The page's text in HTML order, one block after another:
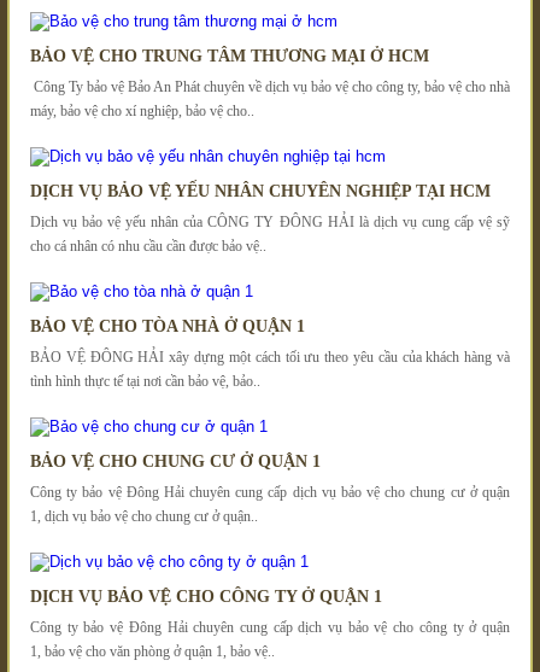
BẢO VỆ CHO TRUNG TÂM THƯƠNG MẠI Ở HCM
Công Ty bảo vệ Bảo An Phát chuyên về dịch vụ bảo vệ cho công ty, bảo vệ cho nhà
máy, bảo vệ cho xí nghiệp, bảo vệ cho..
DỊCH VỤ BẢO VỆ YẾU NHÂN CHUYÊN NGHIỆP TẠI HCM
Dịch vụ bảo vệ yếu nhân của CÔNG TY ĐÔNG HẢI là dịch vụ cung cấp vệ sỹ
cho cá nhân có nhu cầu cần được bảo vệ..
BẢO VỆ CHO TÒA NHÀ Ở QUẬN 1
BẢO VỆ ĐÔNG HẢI xây dựng một cách tối ưu theo yêu cầu của khách hàng và
tình hình thực tế tại nơi cần bảo vệ, bảo..
BẢO VỆ CHO CHUNG CƯ Ở QUẬN 1
Công ty bảo vệ Đông Hải chuyên cung cấp dịch vụ bảo vệ cho chung cư ở quận
1, dịch vụ bảo vệ cho chung cư ở quận..
DỊCH VỤ BẢO VỆ CHO CÔNG TY Ở QUẬN 1
Công ty bảo vệ Đông Hải chuyên cung cấp dịch vụ bảo vệ cho công ty ở quận
1, bảo vệ cho văn phòng ở quận 1, bảo vệ..